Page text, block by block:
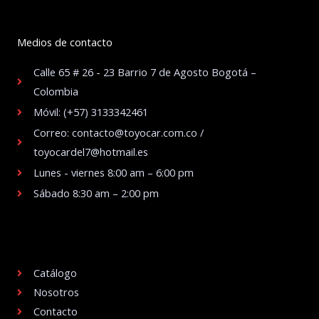
Medios de contacto
Calle 65 # 26 - 23 Barrio 7 de Agosto Bogotá –
Colombia
Móvil: (+57) 3133342461
Correo: contacto@toyocar.com.co /
toyocardel7@hotmail.es
Lunes - viernes 8:00 am – 6:00 pm
Sábado 8:30 am – 2:00 pm
Catálogo
Nosotros
Contacto